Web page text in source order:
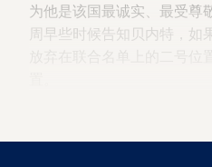
为他是该国最诚实、最受尊
周早些时候告知贝内特，如